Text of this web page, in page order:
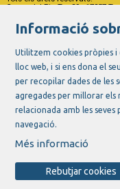
Carrer del Riu Ter, 29 - 17257
Link a instagram
Link aLink a
Informació
Utilitzem cookies pròpies
lloc web, i si ens dona el
per recopilar dades de les
agregades per millorar
relacionada amb les seves
navegació.
Més informació
Rebutjar cookies